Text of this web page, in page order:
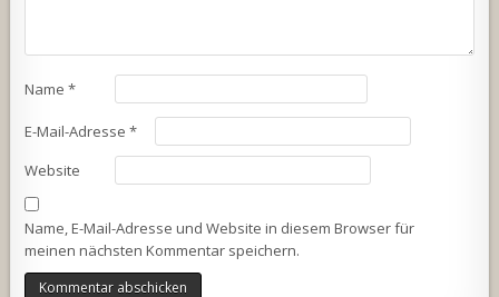
Name*
E-Mail-Adresse*
Website
Name, E-Mail-Adresse und Website in diesem Browser für
meinen nächsten Kommentar speichern.